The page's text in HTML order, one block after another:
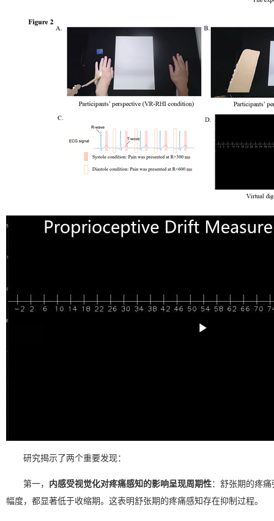
研究揭示了两个重要发现：
第一， 内感受视觉化对疼痛感知的影响呈现周期性：舒张期的疼
幅度，都显著低于收缩期。这表明舒张期的疼痛感知存在抑制过程。